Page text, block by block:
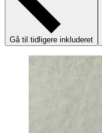
Gå til tidligere inkluderet